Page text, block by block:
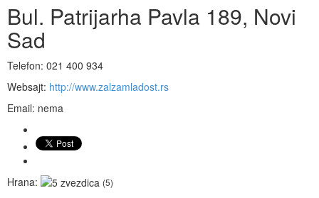
Bul. Patrijarha Pavla 189, Novi
Sad
Telefon: 021 400 934
Websajt: http://www.zalzamladost.rs
Email: nema
Hrana: (5)